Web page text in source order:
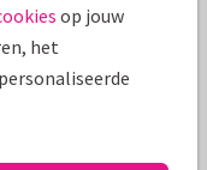
op jouw
het